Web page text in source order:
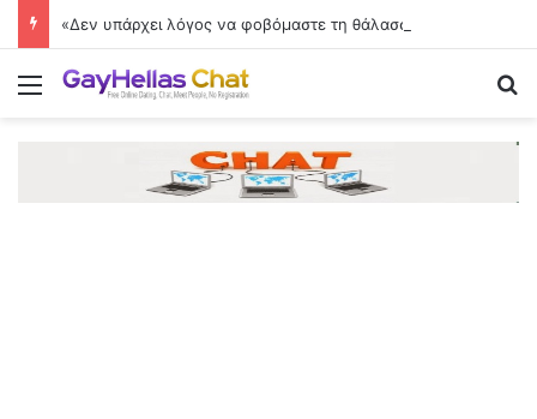
«Δεν υπάρχει λόγος να φοβόμαστε τη θάλασσα»
Menu